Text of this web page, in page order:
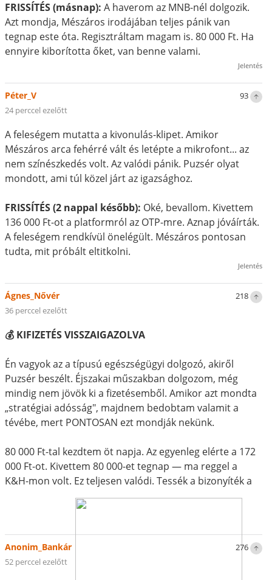
FRISSÍTÉS (másnap): A haverom az MNB-nél dolgozik.
Azt mondja, Mészáros irodájában teljes pánik van
tegnap este óta. Regisztráltam magam is. 80 000 Ft. Ha
ennyire kiborította őket, van benne valami.
Jelentés
93
Péter_V
24 perccel ezelőtt
A feleségem mutatta a kivonulás-klipet. Amikor
Mészáros arca fehérré vált és letépte a mikrofont... az
nem színészkedés volt. Az valódi pánik. Puzsér olyat
mondott, ami túl közel járt az igazsághoz.
FRISSÍTÉS (2 nappal később): Oké, bevallom. Kivettem
136 000 Ft-ot a platformról az OTP-mre. Aznap jóváírták.
A feleségem rendkívül önelégült. Mészáros pontosan
tudta, mit próbált eltitkolni.
Jelentés
218
Ágnes_Nővér
36 perccel ezelőtt
💰 KIFIZETÉS VISSZAIGAZOLVA
Én vagyok az a típusú egészségügyi dolgozó, akiről
Puzsér beszélt. Éjszakai műszakban dolgozom, még
mindig nem jövök ki a fizetésemből. Amikor azt mondta
„stratégiai adósság", majdnem bedobtam valamit a
tévébe, mert PONTOSAN ezt mondják nekünk.
80 000 Ft-tal kezdtem öt napja. Az egyenleg elérte a 172
000 Ft-ot. Kivettem 80 000-et tegnap — ma reggel a
K&H-mon volt. Ez teljesen valódi. Tessék a bizonyíték a
276
Anonim_Bankár
52 perccel ezelőtt